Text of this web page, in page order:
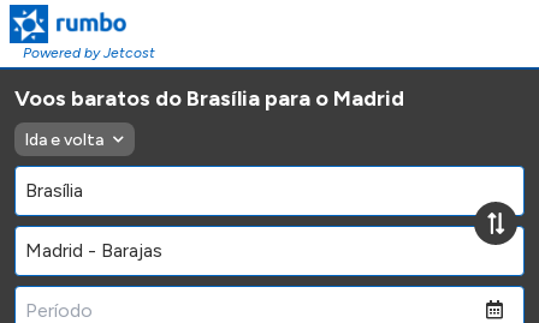
Powered by Jetcost
Voos baratos do Brasília para o Madrid
Ida e volta